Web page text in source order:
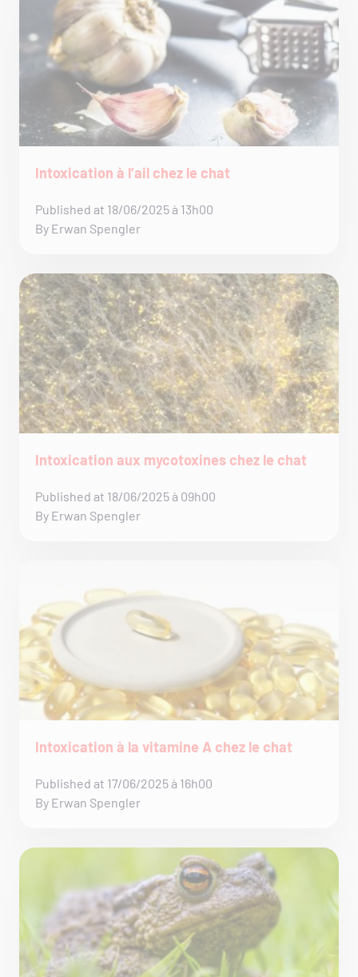
Intoxication à l’ail chez le chat
Published at 18/06/2025 à 13h00
By Erwan Spengler
Intoxication aux mycotoxines chez le chat
Published at 18/06/2025 à 09h00
By Erwan Spengler
Intoxication à la vitamine A chez le chat
Published at 17/06/2025 à 16h00
By Erwan Spengler